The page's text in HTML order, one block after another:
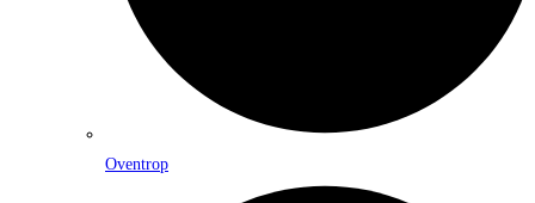
Oventrop